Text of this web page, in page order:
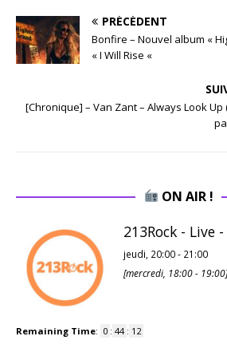
PRÉCÉDENT
Bonfire – Nouvel album «
« I Will Rise «
[Chronique] – Van Zant – Always Look Up
ON AIR !
213Rock - Live
jeudi, 20:00- 21:00
[mercredi, 18:00- 19:00]
Remaining Time: 0 : 44 : 11